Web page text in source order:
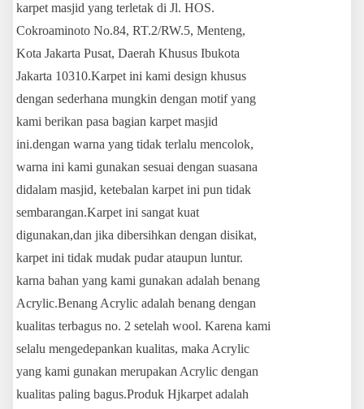
karpet masjid yang terletak di Jl. HOS.
Cokroaminoto No.84, RT.2/RW.5, Menteng,
Kota Jakarta Pusat, Daerah Khusus Ibukota
Jakarta 10310.Karpet ini kami design khusus
dengan sederhana mungkin dengan motif yang
kami berikan pasa bagian karpet masjid
ini.dengan warna yang tidak terlalu mencolok,
warna ini kami gunakan sesuai dengan suasana
didalam masjid, ketebalan karpet ini pun tidak
sembarangan.Karpet ini sangat kuat
digunakan,dan jika dibersihkan dengan disikat,
karpet ini tidak mudak pudar ataupun luntur.
karna bahan yang kami gunakan adalah benang
Acrylic.Benang Acrylic adalah benang dengan
kualitas terbagus no. 2 setelah wool. Karena kami
selalu mengedepankan kualitas, maka Acrylic
yang kami gunakan merupakan Acrylic dengan
kualitas paling bagus.Produk Hjkarpet adalah